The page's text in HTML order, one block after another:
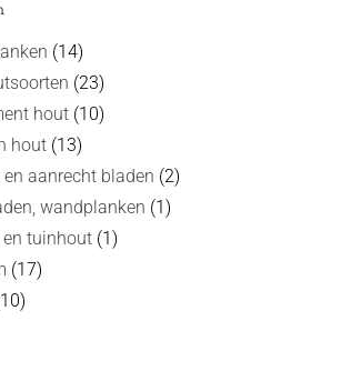
(14)
(23)
hout (10)
hout (13)
aanrecht bladen (2)
wandplanken (1)
tuinhout (1)
(17)